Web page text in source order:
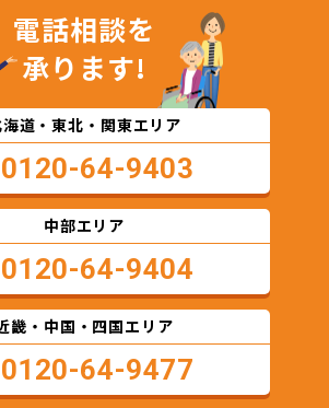
電話相談を
承ります!
道・東北・関東エリア
0120-64-9403
中部エリア
0120-64-9404
畿・中国・四国エリア
0120-64-9477